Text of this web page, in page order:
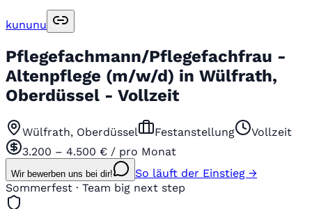
kununu
Pflegefachmann/Pflegefachfrau -
Altenpflege (m/w/d) in Wülfrath,
Oberdüssel - Vollzeit
Wülfrath, Oberdüssel Festanstellung
Vollzeit
3.200 – 4.500 € / pro Monat
Wir bewerben uns bei dir!
So läuft der Einstieg →
Sommerfest · Team big next step